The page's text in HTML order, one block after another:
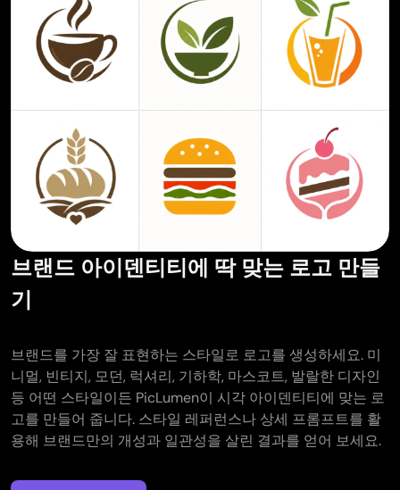
브랜드 아이덴티티에 딱 맞는 로고 만들
기
브랜드를 가장 잘 표현하는 스타일로 로고를 생성하세요. 미
니멀, 빈티지, 모던, 럭셔리, 기하학, 마스코트, 발랄한 디자인
등 어떤 스타일이든 PicLumen이 시각 아이덴티티에 맞는 로
고를 만들어 줍니다. 스타일 레퍼런스나 상세 프롬프트를 활
용해 브랜드만의 개성과 일관성을 살린 결과를 얻어 보세요.